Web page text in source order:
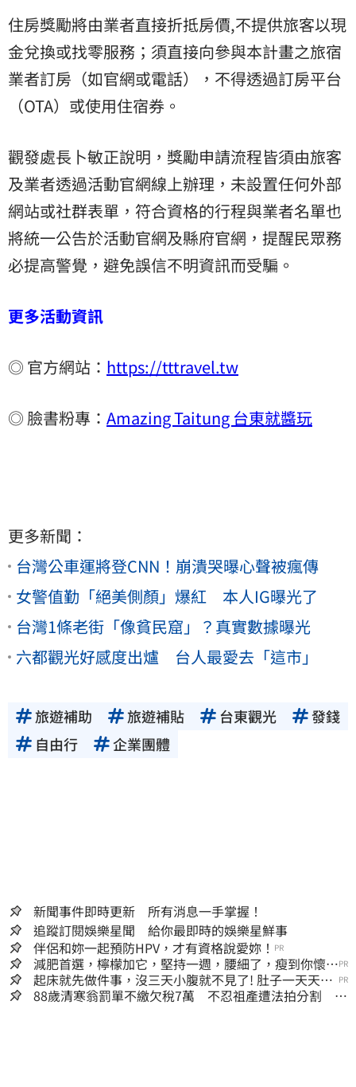
住房獎勵將由業者直接折抵房價,不提供旅客以現
金兌換或找零服務；須直接向參與本計畫之旅宿
業者訂房（如官網或電話），不得透過訂房平台
（OTA）或使用住宿券。
觀發處長卜敏正說明，獎勵申請流程皆須由旅客
及業者透過活動官網線上辦理，未設置任何外部
網站或社群表單，符合資格的行程與業者名單也
將統一公告於活動官網及縣府官網，提醒民眾務
必提高警覺，避免誤信不明資訊而受騙。
更多活動資訊
◎ 官方網站： https://tttravel.tw
◎ 臉書粉專： Amazing Taitung 台東就醬玩
更多新聞：
台灣公車運將登CNN！崩潰哭曝心聲被瘋傳
女警值勤「絕美側顏」爆紅 本人IG曝光了
台灣1條老街「像貧民窟」？真實數據曝光
六都觀光好感度出爐 台人最愛去「這市」
旅遊補助 旅遊補貼 台東觀光
發錢
自由行
企業團體
新聞事件即時更新 所有消息一手掌握！
追蹤訂閱娛樂星聞 給你最即時的娛樂星鮮事
伴侶和妳一起預防HPV，才有資格說愛妳！ PR
減肥首選，檸檬加它，堅持一週，腰細了，瘦到你懷疑
人生
PR
起床就先做件事，沒三天小腹就不見了! 肚子一天天變
小！
PR
88歲清寒翁罰單不繳欠稅7萬 不忍祖產遭法拍分割 家